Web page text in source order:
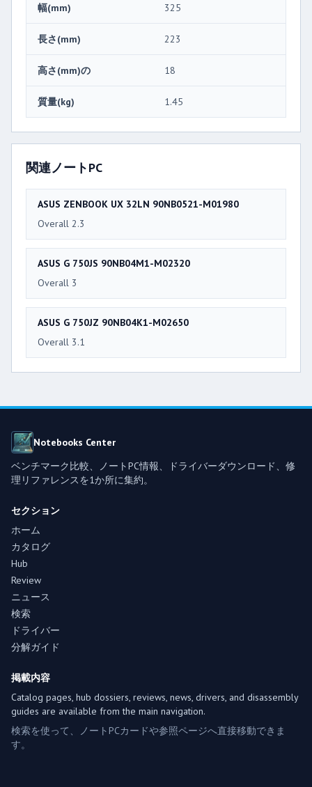
幅(mm) 325
長さ(mm) 223
高さ(mm)の 18
質量(kg) 1.45
関連ノートPC
ASUS ZENBOOK UX 32LN 90NB0521-M01980
Overall 2.3
ASUS G 750JS 90NB04M1-M02320
Overall 3
ASUS G 750JZ 90NB04K1-M02650
Overall 3.1
Notebooks Center
ベンチマーク比較、ノートPC情報、ドライバーダウンロード、修
理リファレンスを1か所に集約。
セクション
ホーム
カタログ
Hub
Review
ニュース
検索
ドライバー
分解ガイド
掲載内容
Catalog pages, hub dossiers, reviews, news, drivers, and disassembly
guides are available from the main navigation.
検索を使って、ノートPCカードや参照ページへ直接移動できま
す。